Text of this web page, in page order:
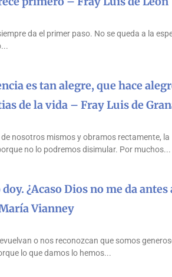
da el primer paso. No se queda a la
es tan alegre, que hace
de la vida – Fray Luis de
nosotros mismos y obramos rectamente, la
no lo podremos disimular. Por muchos
¿Acaso Dios no me da antes
Vianney
o nos reconozcan que somos
lo que damos lo hemos